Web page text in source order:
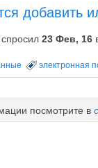
добавить
спросил 23 Фев, 16
электронная
посмотрите в